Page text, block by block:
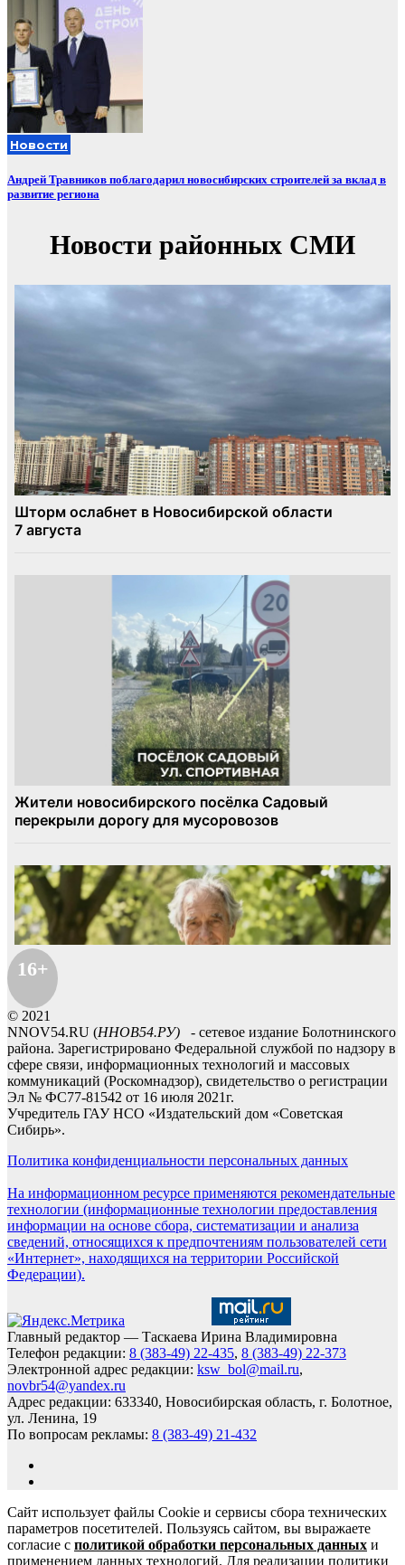
Новости
Андрей Травников поблагодарил новосибирских строителей за вклад в
развитие региона
16+
© 2021
NNOV54.RU (ННОВ54.РУ) - сетевое издание Болотнинского
района. Зарегистрировано Федеральной службой по надзору в
сфере связи, информационных технологий и массовых
коммуникаций (Роскомнадзор), свидетельство о регистрации
Эл № ФС77-81542 от 16 июля 2021г.
Учредитель ГАУ НСО «Издательский дом «Советская
Сибирь».
Политика конфиденциальности персональных данных
На информационном ресурсе применяются рекомендательные
технологии (информационные технологии предоставления
информации на основе сбора, систематизации и анализа
сведений, относящихся к предпочтениям пользователей сети
«Интернет», находящихся на территории Российской
Федерации).
Главный редактор — Таскаева Ирина Владимировна
Телефон редакции: 8 (383-49) 22-435, 8 (383-49) 22-373
Электронной адрес редакции: ksw_bol@mail.ru,
novbr54@yandex.ru
Адрес редакции: 633340, Новосибирская область, г. Болотное,
ул. Ленина, 19
По вопросам рекламы: 8 (383-49) 21-432
Сайт использует файлы Cookie и сервисы сбора технических
параметров посетителей. Пользуясь сайтом, вы выражаете
согласие с политикой обработки персональных данных и
применением данных технологий. Для реализации политики